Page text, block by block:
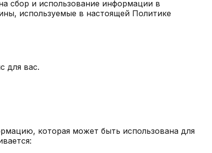
сбор и использование информации в
используемые в настоящей Политике
для вас.
которая может быть использована для